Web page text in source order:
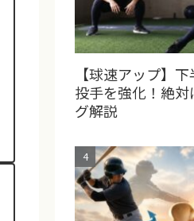
【球速アップ】
投手を強化！絶
グ解説